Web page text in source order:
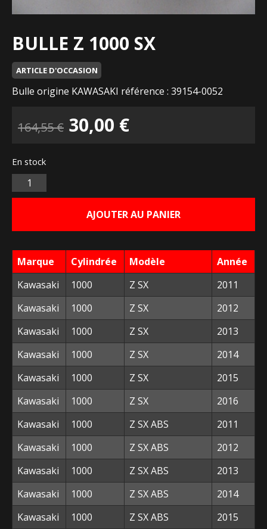
BULLE Z 1000 SX
ARTICLE D'OCCASION
Bulle origine KAWASAKI référence : 39154-0052
164,55€ Le
était :
164,55 €.
30,00 €Le
est :
30,00 €.
En stock
Quantité
AJOUTER AU PANIER
Marque Cylindrée Modèle
Année
Kawasaki
1000 Z SX
2011
Kawasaki
1000 Z SX
2012
Kawasaki
1000 Z SX
2013
Kawasaki
1000 Z SX
2014
Kawasaki
1000 Z SX
2015
Kawasaki
1000 Z SX
2016
Kawasaki
1000 Z SX ABS
2011
Kawasaki
1000 Z SX ABS
2012
Kawasaki
1000 Z SX ABS
2013
Kawasaki
1000 Z SX ABS
2014
Kawasaki
1000 Z SX ABS
2015